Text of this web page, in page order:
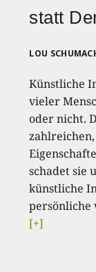
statt
LOU
Künstliche
vieler
oder nicht.
schadet sie
künstliche
persönliche
[+]